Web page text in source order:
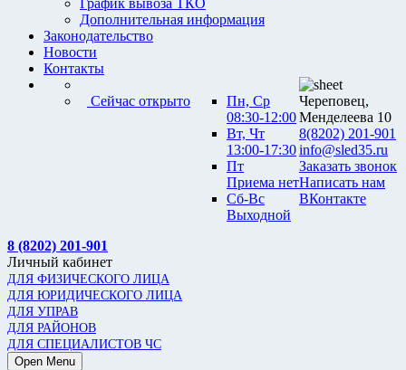
График вывоза ТКО
Дополнительная информация
Законодательство
Новости
Контакты
Сейчас открыто
Пн, Ср
08:30-12:00
Вт, Чт
13:00-17:30
Пт
Приема нет
Сб-Вс
Выходной
Череповец,
Менделеева 10
8(8202) 201-901
info@sled35.ru
Заказать звонок
Написать нам
ВКонтакте
8 (8202) 201-901
Личный кабинет
ДЛЯ ФИЗИЧЕСКОГО ЛИЦА
ДЛЯ ЮРИДИЧЕСКОГО ЛИЦА
ДЛЯ УПРАВ
ДЛЯ РАЙОНОВ
ДЛЯ СПЕЦИАЛИСТОВ ЧС
Open Menu